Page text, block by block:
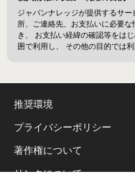
ジャパンナレッジが提供するサ
所、ご連絡先、お支払いに必要
き、 お支払い経緯の確認等をは
囲で利用し、 その他の目的では利
推奨環境
プライバシーポリシー
著作権について
リンクについて